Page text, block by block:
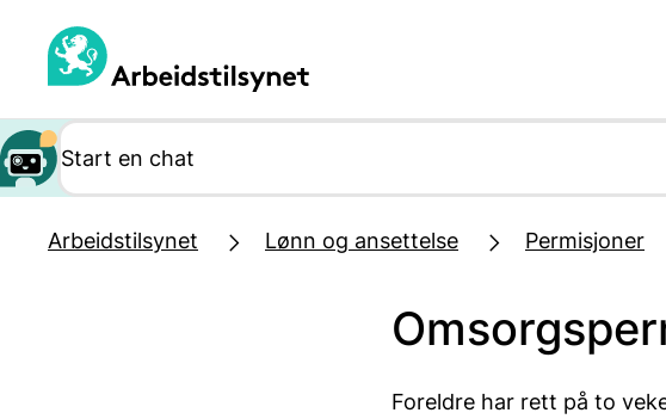
hovedinnhold
Arbeidstilsynet Lønn og ansettelse Permisjoner
Foreldre har rett på to